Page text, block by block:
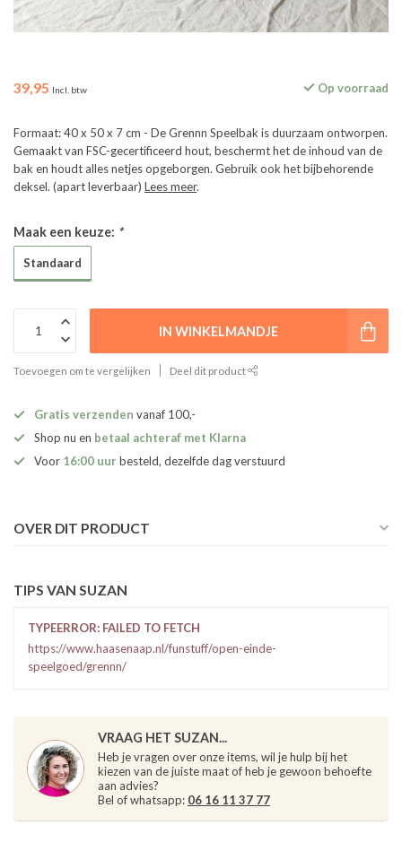
39,95 Incl. btw Op voorraad
Formaat: 40 x 50 x 7 cm - De Grennn Speelbak is duurzaam ontworpen.
Gemaakt van FSC-gecertificeerd hout, beschermt het de inhoud van de
bak en houdt alles netjes opgeborgen. Gebruik ook het bijbehorende
deksel. (apart leverbaar) Lees meer.
Maak een keuze: *
Standaard
IN WINKELMANDJE
Toevoegen om te vergelijken Deel dit product
Gratis verzenden vanaf 100,-
Shop nu en betaal achteraf met Klarna
Voor 16:00 uurbesteld, dezelfde dag verstuurd
OVER DIT PRODUCT
TIPS VAN SUZAN
TYPEERROR: FAILED TO FETCH
https://www.haasenaap.nl/funstuff/open-einde-
speelgoed/grennn/
VRAAG HET SUZAN...
Heb je vragen over onze items, wil je hulp bij het
kiezen van de juiste maat of heb je gewoon behoefte
aan advies?
Bel of whatsapp: 06 16 11 37 77